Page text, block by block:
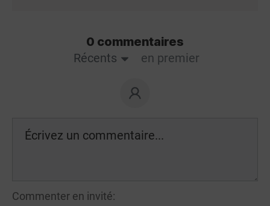
0 commentaires
Récents
en premier
Commenter en invité: